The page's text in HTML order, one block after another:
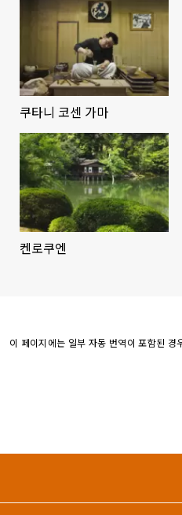
쿠타니 코센 가마
켄로쿠엔
이 페이지에는 일부 자동 번역이 포함된 경